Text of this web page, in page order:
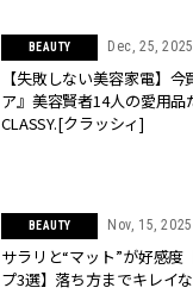
BEAUTY Dec, 25, 2025
【失敗しない美容家電】
ア』美容賢者14人の愛用品
CLASSY.[クラッシィ]
BEAUTY Nov, 15, 2025
サラリと“マット”が好感度
プ3選】落ち方までキレイ